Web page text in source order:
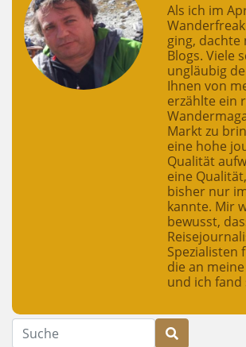
Als ich im
ging, dachte
Blogs. Viele
ungläubig
Ihnen von
erzählte ein
Markt zu
eine hohe
Qualität
eine
bisher nur
kannte. Mir
bewusst,
Spezialisten
die an
und ich fand
Suche